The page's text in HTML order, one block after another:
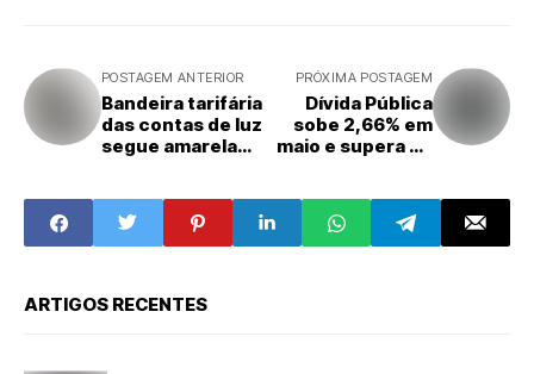
POSTAGEM ANTERIOR
Bandeira tarifária
das contas de luz
segue amarela
PRÓXIMA POSTAGEM
Dívida Pública
sobe 2,66% em
maio e supera R$
ARTIGOS RECENTES